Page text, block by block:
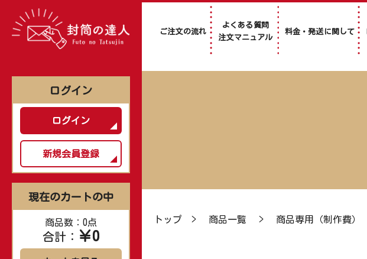
ご注文の流れ
よくある質問
注文マニュアル
料金・発送に関して
ログイン
ログイン
新規会員登録
現在のカートの中
商品数：0点
合計： ￥0
トップ > 商品一覧 > 商品専用（制作費）